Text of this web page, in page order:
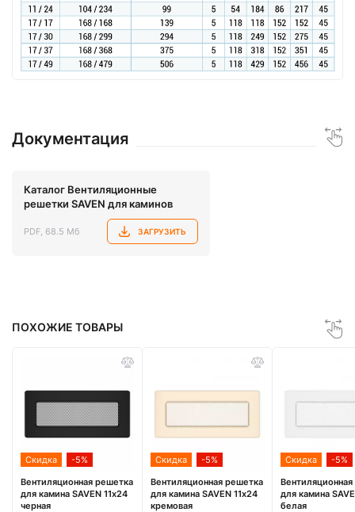
Документация
Каталог Вентиляционные
решетки SAVEN для каминов
PDF, 68.5 Мб ЗАГРУЗИТЬ
ПОХОЖИЕ ТОВАРЫ
Скидка -5%
Вентиляционная решетка
для камина SAVEN 11х24
черная
Скидка -5%
Вентиляционная решетка
для камина SAVEN 11х24
кремовая
Скидка -5%
для камина
белая